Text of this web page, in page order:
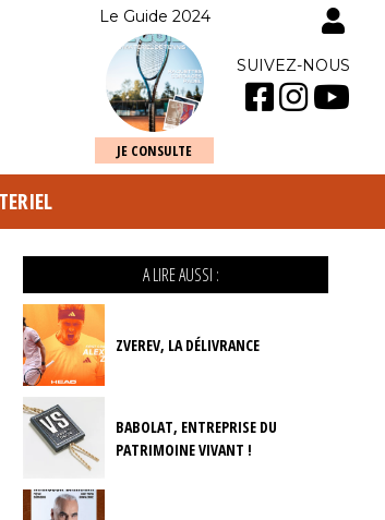
Le Guide 2024
JE CONSULTE
SUIVEZ-NOUS
A LIRE AUSSI :
ZVEREV, LA DÉLIVRANCE
BABOLAT, ENTREPRISE DU
PATRIMOINE VIVANT !